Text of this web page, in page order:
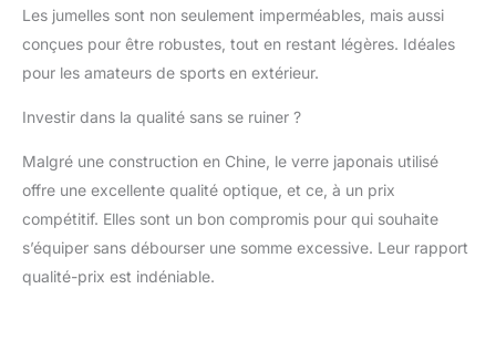
Les jumelles sont non seulement imperméables, mais aussi
conçues pour être robustes, tout en restant légères. Idéales
pour les amateurs de sports en extérieur.
Investir dans la qualité sans se ruiner ?
Malgré une construction en Chine, le verre japonais utilisé
offre une excellente qualité optique, et ce, à un prix
compétitif. Elles sont un bon compromis pour qui souhaite
s’équiper sans débourser une somme excessive. Leur rapport
qualité-prix est indéniable.